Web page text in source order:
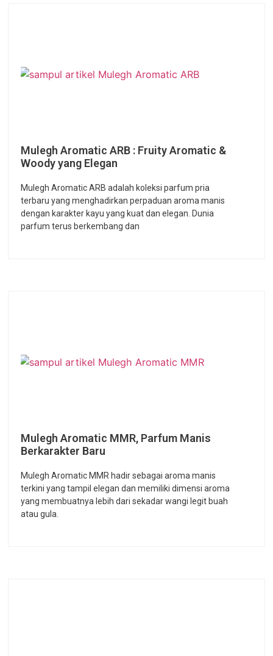
Mulegh Aromatic ARB : Fruity Aromatic &
Woody yang Elegan
Mulegh Aromatic ARB adalah koleksi parfum pria
terbaru yang menghadirkan perpaduan aroma manis
dengan karakter kayu yang kuat dan elegan. Dunia
parfum terus berkembang dan
Mulegh Aromatic MMR, Parfum Manis
Berkarakter Baru
Mulegh Aromatic MMR hadir sebagai aroma manis
terkini yang tampil elegan dan memiliki dimensi aroma
yang membuatnya lebih dari sekadar wangi legit buah
atau gula.